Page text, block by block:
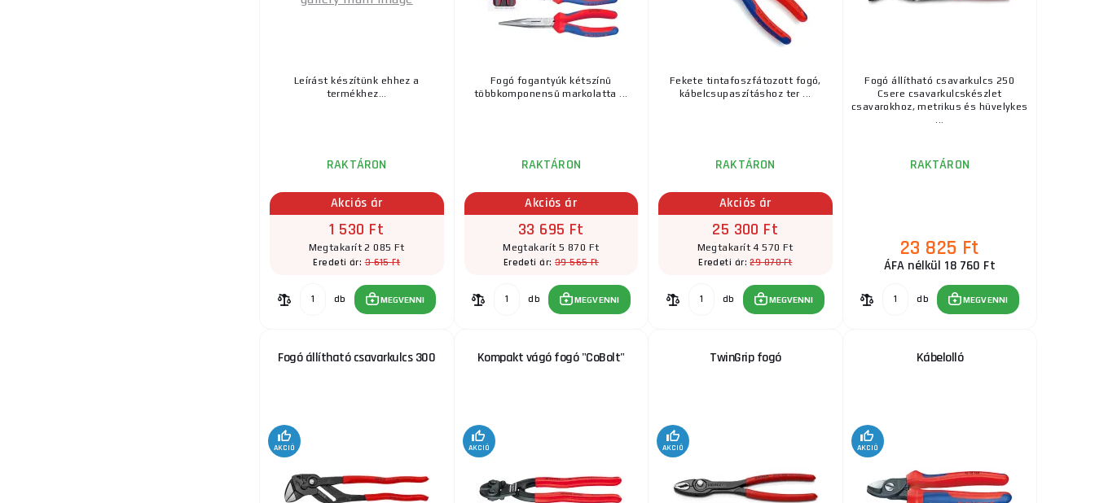
Leírást készítünk ehhez a
termékhez...
RAKTÁRON
Akciós ár
1 530 Ft
Megtakarít 2 085 Ft
Eredeti ár:3 615 Ft
db MEGVENNI
Fogó fogantyúk kétszínű
többkomponensű markolatta ...
RAKTÁRON
Akciós ár
33 695 Ft
Megtakarít 5 870 Ft
Eredeti ár: 39 565 Ft
db MEGVENNI
Fekete tintafoszfátozott fogó,
kábelcsupaszításhoz ter ...
RAKTÁRON
Akciós ár
25 300 Ft
Megtakarít 4 570 Ft
Eredeti ár:29 870 Ft
db MEGVENNI
Fogó állítható csavarkulcs 250
Csere csavarkulcskészlet
csavarokhoz, metrikus és hüvelykes
...
RAKTÁRON
23 825 Ft
ÁFA nélkül 18 760 Ft
db MEGVENNI
Fogó állítható csavarkulcs 300
AKCIÓ
Kompakt vágó fogó "CoBolt"
AKCIÓ
TwinGrip fogó
AKCIÓ
Kábelolló
AKCIÓ